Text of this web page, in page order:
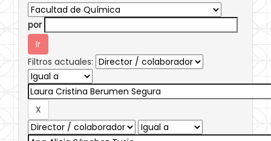
por
Filtros actuales: